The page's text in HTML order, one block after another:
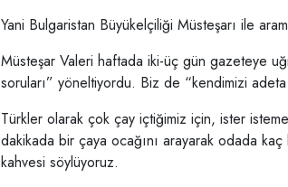
Yani Bulgaristan Büyükelçiliği Müsteşarı ile
Müsteşar Valeri haftada iki-üç gün gazeteye
soruları” yöneltiyordu. Biz de “kendimizi
Türkler olarak çok çay içtiğimiz için, ister
dakikada bir çaya ocağını arayarak odada
kahvesi söylüyoruz.